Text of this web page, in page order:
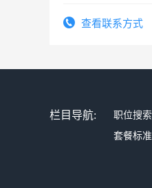
查看联系方式
栏目导航: 职位搜索
套餐标准